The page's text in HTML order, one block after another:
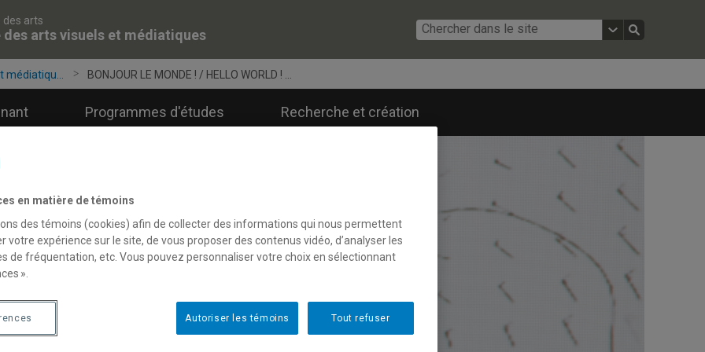
des arts
des arts visuels et médiatiques
médiatiqu... BONJOUR LE MONDE ! / HELLO WORLD ! ...
Programmes d'études Recherche et création
en matière de témoins
des témoins (cookies) afin de collecter des informations qui nous permettent
votre expérience sur le site, de vous proposer des contenus vidéo, d’analyser les
de fréquentation, etc. Vous pouvez personnaliser votre choix en sélectionnant
».
Tout refuser
Autoriser les témoins